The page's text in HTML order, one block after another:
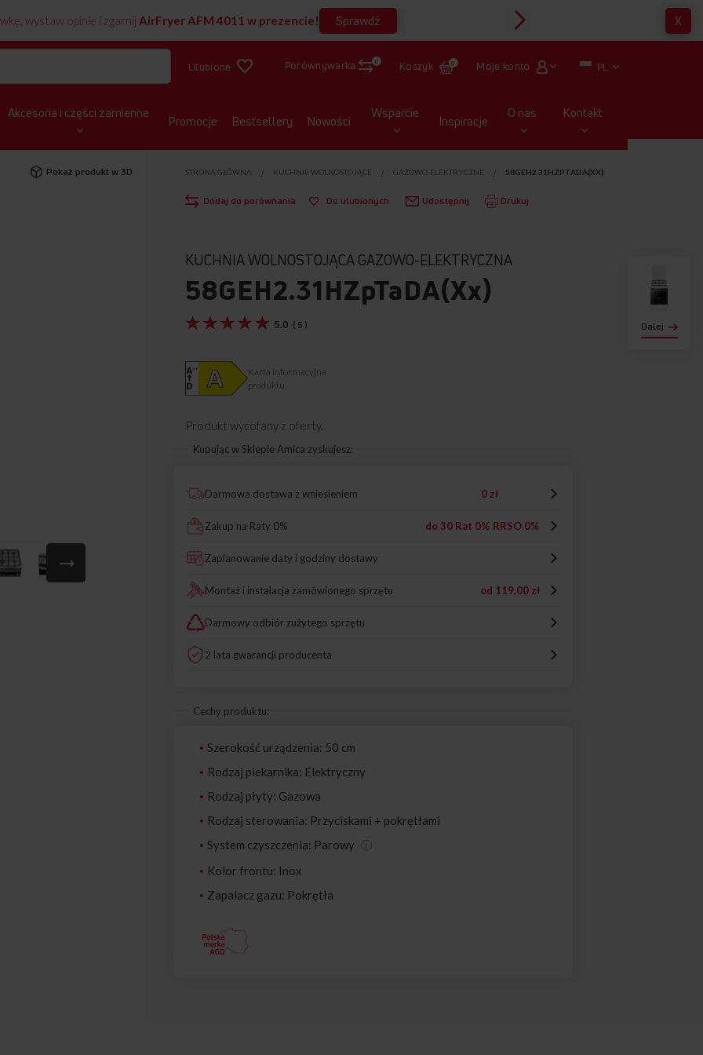
wystaw opinię i zgarnij AirFryer AFM 4011 w prezencie! Sprawdź X
Ulubione Porównywarka 0 Koszyk 0 Moje konto PL
Akcesoria i części zamienne Promocje Bestsellery Nowości Wsparcie Inspiracje O nas Kontakt
Dalej
Pokaż produkt w 3D STRONA GŁÓWNA KUCHNIE WOLNOSTOJĄCE GAZOWO-ELEKTRYCZNE 58GEH2.31HZPTADA(XX)
Dodaj do porównania Do ulubionych Udostępnij Drukuj
KUCHNIA WOLNOSTOJĄCA GAZOWO-ELEKTRYCZNA
58GEH2.31HZpTaDA(Xx)
5.0 ( 5 )
Karta informacyjna
produktu
Produkt wycofany z oferty.
Kupując w Sklepie Amica zyskujesz:
Darmowa dostawa z wniesieniem 0 zł
Zakup na Raty 0% do 30 Rat 0% RRSO 0%
Zaplanowanie daty i godziny dostawy
Montaż i instalacja zamówionego sprzętu od 119,00 zł
Darmowy odbiór zużytego sprzętu
2 lata gwarancji producenta
Cechy produktu:
Szerokość urządzenia: 50 cm
Rodzaj piekarnika: Elektryczny
Rodzaj płyty: Gazowa
Rodzaj sterowania: Przyciskami + pokrętłami
System czyszczenia: Parowy
Kolor frontu: Inox
Zapalacz gazu: Pokrętła